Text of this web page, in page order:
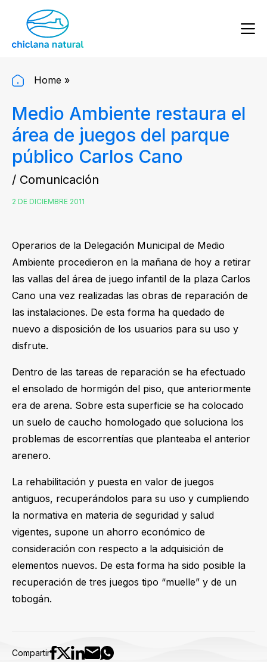
Home »
Medio Ambiente restaura el
área de juegos del parque
público Carlos Cano
/ Comunicación
2 DE DICIEMBRE 2011
Operarios de la Delegación Municipal de Medio
Ambiente procedieron en la mañana de hoy a retirar
las vallas del área de juego infantil de la plaza Carlos
Cano una vez realizadas las obras de reparación de
las instalaciones. De esta forma ha quedado de
nuevo a disposición de los usuarios para su uso y
disfrute.
Dentro de las tareas de reparación se ha efectuado
el ensolado de hormigón del piso, que anteriormente
era de arena. Sobre esta superficie se ha colocado
un suelo de caucho homologado que soluciona los
problemas de escorrentías que planteaba el anterior
arenero.
La rehabilitación y puesta en valor de juegos
antiguos, recuperándolos para su uso y cumpliendo
la normativa en materia de seguridad y salud
vigentes, supone un ahorro económico de
consideración con respecto a la adquisición de
elementos nuevos. De esta forma ha sido posible la
recuperación de tres juegos tipo “muelle” y de un
tobogán.
Compartir